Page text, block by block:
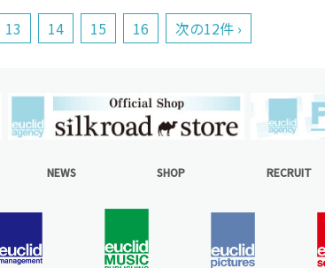
13 14 15 16 次の12件 ›
NEWS SHOP RECRUIT